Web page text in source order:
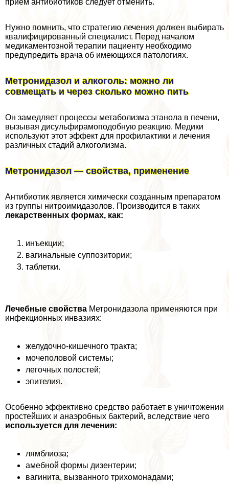
прием антибиотиков следует отменить.
Нужно помнить, что стратегию лечения должен выбирать
квалифицированный специалист. Перед началом
медикаментозной терапии пациенту необходимо
предупредить врача об имеющихся патологиях.
Метронидазол и алкоголь: можно ли
совмещать и через сколько можно пить
Он замедляет процессы метаболизма этанола в печени,
вызывая дисульфирамоподобную реакцию. Медики
используют этот эффект для профилактики и лечения
различных стадий алкоголизма.
Метронидазол — свойства, применение
Антибиотик является химически созданным препаратом
из группы нитроимидазолов. Производится в таких
лекарственных формах, как:
инъекции;
вaгинальные суппозитории;
таблетки.
Лечебные свойства Метронидазола применяются при
инфекционных инвазиях:
желудочно-кишечного тpaкта;
мочепoлoвoй системы;
легочных полостей;
эпителия.
Особенно эффективно средство работает в уничтожении
простейших и анаэробных бактерий, вследствие чего
используется для лечения:
лямблиоза;
амебной формы дизентерии;
вaгинита, вызванного трихомонадами;